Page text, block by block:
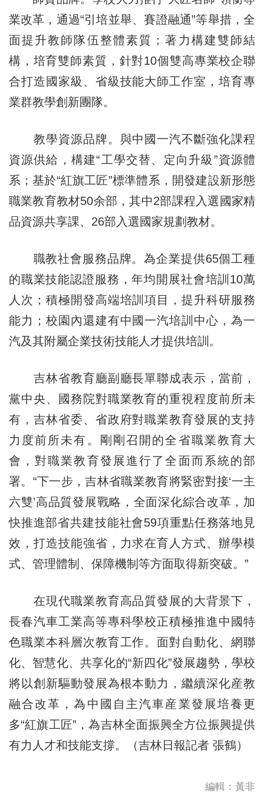
業改革，通過“引培並舉、賽證融通”等舉措，全
面提升教師隊伍整體素質；著力構建雙師結
構，培育雙師素質，針對10個雙高專業校企聯
合打造國家級、省級技能大師工作室，培育專
業群教學創新團隊。
教學資源品牌。與中國一汽不斷強化課程
資源供給，構建“工學交替、定向升級”資源體
系；基於“紅旗工匠”標準體系，開發建設新形態
職業教育教材50余部，其中2部課程入選國家精
品資源共享課、26部入選國家規劃教材。
職教社會服務品牌。為企業提供65個工種
的職業技能認證服務，年均開展社會培訓10萬
人次；積極開發高端培訓項目，提升科研服務
能力；校園內還建有中國一汽培訓中心，為一
汽及其附屬企業技術技能人才提供培訓。
吉林省教育廳副廳長單聯成表示，當前，
黨中央、國務院對職業教育的重視程度前所未
有，吉林省委、省政府對職業教育發展的支持
力度前所未有。剛剛召開的全省職業教育大
會，對職業教育發展進行了全面而系統的部
署。“下一步，吉林省職業教育將緊密對接‘一主
六雙’高品質發展戰略，全面深化綜合改革，加
快推進部省共建技能社會59項重點任務落地見
效，打造技能強省，力求在育人方式、辦學模
式、管理體制、保障機制等方面取得新突破。”
在現代職業教育高品質發展的大背景下，
長春汽車工業高等專科學校正積極推進中國特
色職業本科層次教育工作。面對自動化、網聯
化、智慧化、共享化的“新四化”發展趨勢，學校
將以創新驅動發展為根本動力，繼續深化産教
融合改革，為中國自主汽車産業發展培養更
多“紅旗工匠”，為吉林全面振興全方位振興提供
有力人才和技能支撐。（吉林日報記者 張鶴）
編輯：黃非